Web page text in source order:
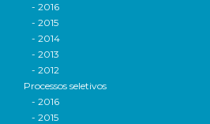
- 2016
- 2015
- 2014
- 2013
- 2012
Processos seletivos
- 2016
- 2015